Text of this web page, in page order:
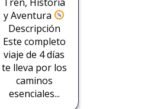
y Aventura
Descripción
Este completo
viaje de 4 días
te lleva por los
caminos
esenciales...